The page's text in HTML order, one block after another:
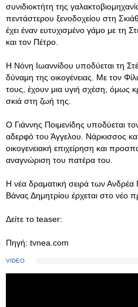
συνιδιοκτήτη της
πεντάστερου ξενοδοχείου στη
έχει έναν ευτυχισμένο γάμο με τη
και τον Πέτρο.
Η Νόνη Ιωαννίδου υποδύεται τη
δύναμη της οικογένειας. Με τον
τους, έχουν μια υγιή σχέση, όμως
σκιά στη ζωή της.
Ο Γιάννης Ποιμενίδης υποδύεται
αδερφό του Άγγελου. Νάρκισσος
οικογενειακή επιχείρηση και
αναγνώριση του πατέρα του.
Η νέα δραματική σειρά των
Βάνας Δημητρίου έρχεται στο νέο
Δείτε το teaser:
Πηγή: tvnea.com
VIDEO